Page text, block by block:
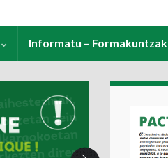
Informatu – Formakuntzak